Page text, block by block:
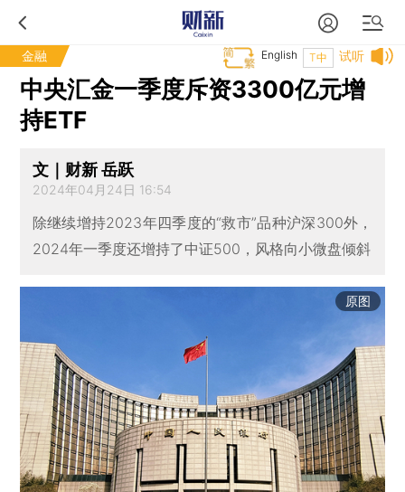
金融 试听
T中
English
中央汇金一季度斥资3300亿元增
持ETF
文｜财新 岳跃
2024年04月24日 16:54
除继续增持2023年四季度的“救市”品种沪深300外，
2024年一季度还增持了中证500，风格向小微盘倾斜
原图